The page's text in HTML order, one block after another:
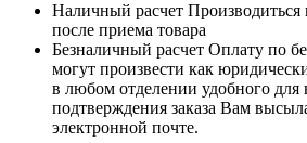
Наличный расчет Производиться
после приема товара
Безналичный расчет Оплату по
могут произвести как
в любом отделении удобного для
подтверждения заказа Вам
электронной почте.